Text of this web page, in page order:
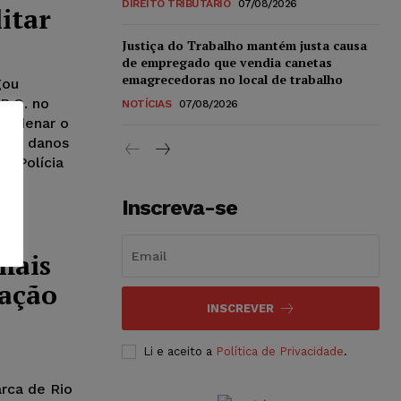
no
o
danos
Polícia
de Rio
DIREITO TRIBUTÁRIO 07/08/2026
Justiça do Trabalho mantém justa causa
de empregado que vendia canetas
emagrecedoras no local de trabalho
NOTÍCIAS 07/08/2026
Inscreva-se
INSCREVER
Li e aceito a Política de Privacidade.